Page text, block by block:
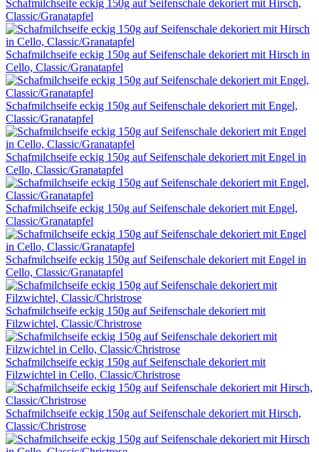
Schafmilchseife eckig 150g auf Seifenschale dekoriert mit Hirsch,
Classic/Granatapfel
Schafmilchseife eckig 150g auf Seifenschale dekoriert mit Hirsch in
Cello, Classic/Granatapfel
Schafmilchseife eckig 150g auf Seifenschale dekoriert mit Engel,
Classic/Granatapfel
Schafmilchseife eckig 150g auf Seifenschale dekoriert mit Engel in
Cello, Classic/Granatapfel
Schafmilchseife eckig 150g auf Seifenschale dekoriert mit Engel,
Classic/Granatapfel
Schafmilchseife eckig 150g auf Seifenschale dekoriert mit Engel in
Cello, Classic/Granatapfel
Schafmilchseife eckig 150g auf Seifenschale dekoriert mit
Filzwichtel, Classic/Christrose
Schafmilchseife eckig 150g auf Seifenschale dekoriert mit
Filzwichtel in Cello, Classic/Christrose
Schafmilchseife eckig 150g auf Seifenschale dekoriert mit Hirsch,
Classic/Christrose